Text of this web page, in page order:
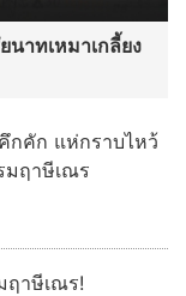
าทเหมาเกลี้ยง
กคัก แห่กราบไหว้
มฤาษีเณร
ฤาษีเณร!